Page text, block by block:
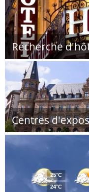
Recherche
Centres
25°C
24°C